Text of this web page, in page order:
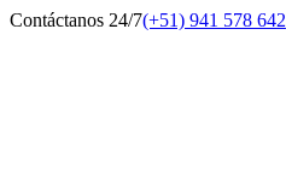
Contáctanos 24/7(+51) 941 578 642